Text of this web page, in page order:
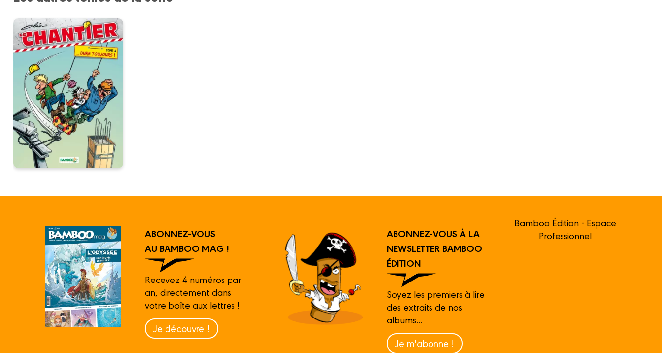
ABONNEZ-VOUS
AU BAMBOO MAG !
Recevez 4 numéros par
an, directement dans
votre boîte aux lettres !
Je découvre !
ABONNEZ-VOUS À LA
NEWSLETTER BAMBOO
ÉDITION
Soyez les premiers à lire
des extraits de nos
albums...
Je m'abonne !
Bamboo Édition - Espace
Professionnel